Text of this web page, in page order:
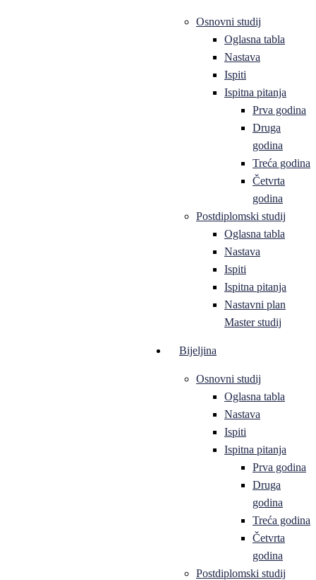
Osnovni studij
Oglasna tabla
Nastava
Ispiti
Ispitna pitanja
Prva godina
Druga
godina
Treća godina
Četvrta
godina
Postdiplomski studij
Oglasna tabla
Nastava
Ispiti
Ispitna pitanja
Nastavni plan
Master studij
Bijeljina
Osnovni studij
Oglasna tabla
Nastava
Ispiti
Ispitna pitanja
Prva godina
Druga
godina
Treća godina
Četvrta
godina
Postdiplomski studij